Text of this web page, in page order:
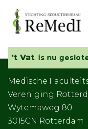
't Vat is nu
Medische
Vereniging
Wytemaweg 80
3015CN Rotterdam